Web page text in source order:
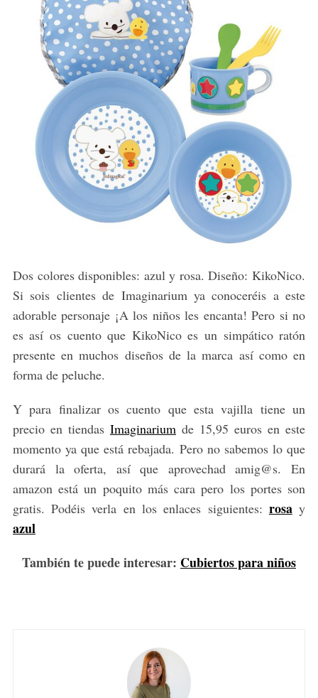
Dos colores disponibles: azul y rosa. Diseño: KikoNico.
Si sois clientes de Imaginarium ya conoceréis a este
adorable personaje ¡A los niños les encanta! Pero si no
es así os cuento que KikoNico es un simpático ratón
presente en muchos diseños de la marca así como en
forma de peluche.
Y para finalizar os cuento que esta vajilla tiene un
precio en tiendas Imaginariumde 15,95 euros en este
momento ya que está rebajada. Pero no sabemos lo que
durará la oferta, así que aprovechad amig@s. En
amazon está un poquito más cara pero los portes son
gratis. Podéis verla en los enlaces siguientes: rosay
azul
También te puede interesar: Cubiertos para niños